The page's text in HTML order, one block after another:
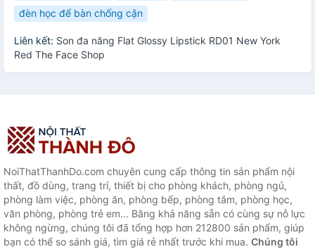
đèn học để bàn chống cận
Liên kết: Son đa năng Flat Glossy Lipstick RD01 New York
Red The Face Shop
NoiThatThanhDo.com chuyên cung cấp thông tin sản phẩm nội
thất, đồ dùng, trang trí, thiết bị cho phòng khách, phòng ngủ,
phòng làm việc, phòng ăn, phòng bếp, phòng tắm, phòng học,
văn phòng, phòng trẻ em... Bằng khả năng sẵn có cùng sự nỗ lực
không ngừng, chúng tôi đã tổng hợp hơn 212800 sản phẩm, giúp
bạn có thể so sánh giá, tìm giá rẻ nhất trước khi mua. Chúng tôi